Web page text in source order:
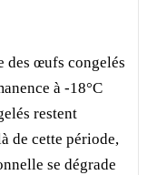
des œufs congelés
à -18°C
restent
de cette période,
se dégrade